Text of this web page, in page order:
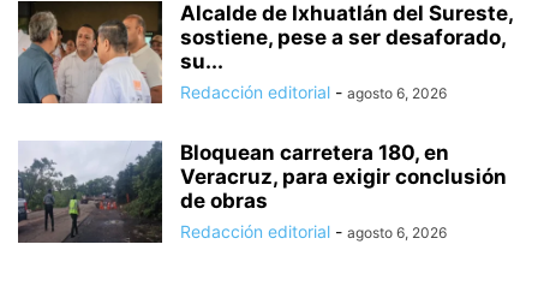
Alcalde de Ixhuatlán del Sureste,
sostiene, pese a ser desaforado,
su...
Redacción editorial - agosto 6, 2026
Bloquean carretera 180, en
Veracruz, para exigir conclusión
de obras
Redacción editorial - agosto 6, 2026